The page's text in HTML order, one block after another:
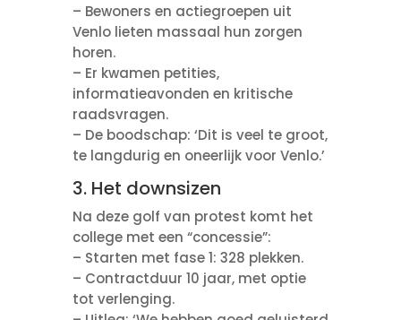
– Bewoners en actiegroepen uit
Venlo lieten massaal hun zorgen
horen.
– Er kwamen petities,
informatieavonden en kritische
raadsvragen.
– De boodschap: ‘Dit is veel te groot,
te langdurig en oneerlijk voor Venlo.’
3. Het downsizen
Na deze golf van protest komt het
college met een “concessie”:
– Starten met fase 1: 328 plekken.
– Contractduur 10 jaar, met optie
tot verlenging.